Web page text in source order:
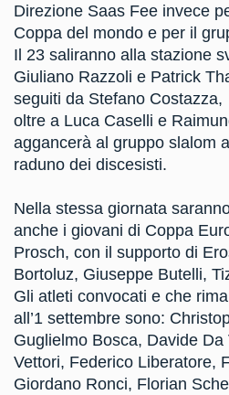
Direzione Saas Fee invece
Coppa del mondo e per il
Il 23 saliranno alla stazione
Giuliano Razzoli e Patrick
seguiti da Stefano
oltre a Luca Caselli e
aggancerà al gruppo slalom
raduno dei discesisti.
Nella stessa giornata
anche i giovani di Coppa
Prosch, con il supporto di
Bortoluz, Giuseppe Butelli,
Gli atleti convocati e che
all’1 settembre sono:
Guglielmo Bosca, Davide
Vettori, Federico Liberatore,
Giordano Ronci, Florian